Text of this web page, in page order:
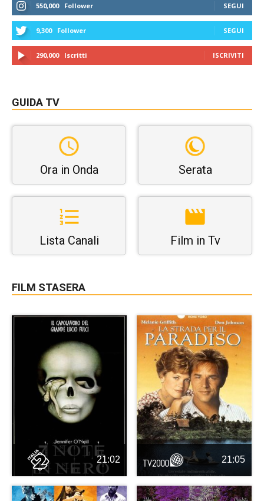
550,000 Follower SEGUI
9,300 Follower SEGUI
290,000 Iscritti ISCRIVITI
GUIDA TV
Ora in Onda Serata
Lista Canali Film in Tv
FILM STASERA
21:02 21:05